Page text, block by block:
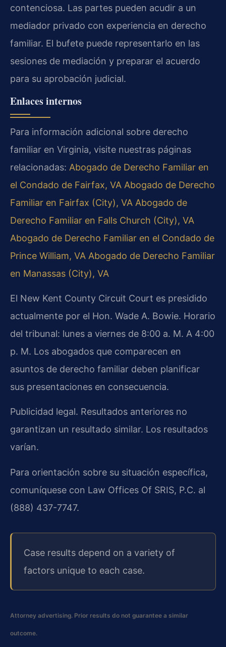
contenciosa. Las partes pueden acudir a un
mediador privado con experiencia en derecho
familiar. El bufete puede representarlo en las
sesiones de mediación y preparar el acuerdo
para su aprobación judicial.
Enlaces internos
Para información adicional sobre derecho
familiar en Virginia, visite nuestras páginas
relacionadas: Abogado de Derecho Familiar en
el Condado de Fairfax, VA Abogado de Derecho
Familiar en Fairfax (City), VA Abogado de
Derecho Familiar en Falls Church (City), VA
Abogado de Derecho Familiar en el Condado de
Prince William, VA Abogado de Derecho Familiar
en Manassas (City), VA
El New Kent County Circuit Court es presidido
actualmente por el Hon. Wade A. Bowie. Horario
del tribunal: lunes a viernes de 8:00 a. M. A 4:00
p. M. Los abogados que comparecen en
asuntos de derecho familiar deben planificar
sus presentaciones en consecuencia.
Publicidad legal. Resultados anteriores no
garantizan un resultado similar. Los resultados
varían.
Para orientación sobre su situación específica,
comuníquese con Law Offices Of SRIS, P.C. al
(888) 437-7747.
Case results depend on a variety of
factors unique to each case.
Attorney advertising. Prior results do not guarantee a similar
outcome.